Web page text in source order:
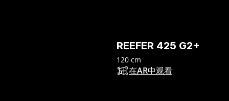
REEFER 425 G2+
120 cm
在AR中观看